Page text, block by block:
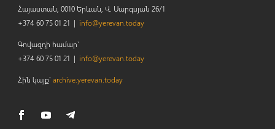
Հայաստան, 0010 Երևան, Վ. Սարգսյան 26/1
+374 60 75 01 21 | info@yerevan.today
Գովազդի համար`
+374 60 75 01 21 | info@yerevan.today
Հին կայք`archive.yerevan.today